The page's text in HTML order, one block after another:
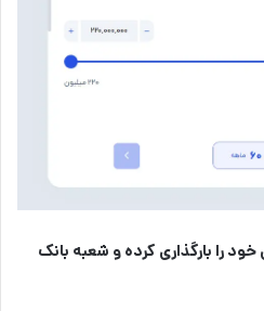
را بارگذاری کرده و شعبه بانک